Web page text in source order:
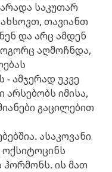
საკუთარ
ახსოვთ, თავიანთ
და არც ამდენ
აღმოჩნდა,
- ამჯერად უკვე
არსებობს იმისა,
გაცილებით
ასაკოვანი
ოქსიტოცინს
ჰორმონს. ის მათ